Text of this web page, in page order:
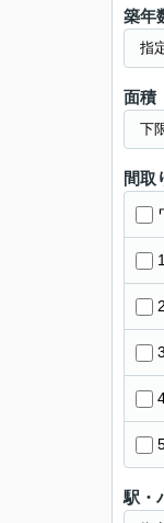
築年
面積
間取
駅・